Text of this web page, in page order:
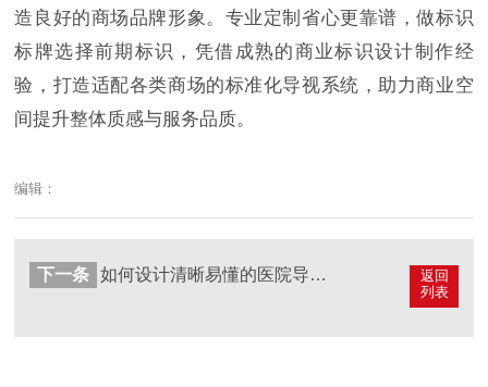
造良好的商场品牌形象。专业定制省心更靠谱，做标识
标牌选择前期标识，凭借成熟的商业标识设计制作经
验，打造适配各类商场的标准化导视系统，助力商业空
间提升整体质感与服务品质。
编辑：
返回
列表
下一条 如何设计清晰易懂的医院导视标识标牌？